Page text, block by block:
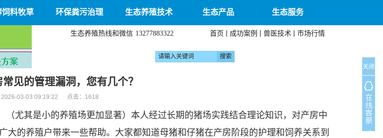
饲料牧草 环保粪污治理 生态养殖技术 生态产品 生态服务
首页 | 成功案例 | 兽医技术 | 市场行情
生态养殖热线和微信 13277883322
见的管理漏洞，您有几个？
2026-03-03 09:19:22 点击： 1618
尤其是小的养殖场更加显著）本人经过长期的猪场实践结合理论知识，对产房中
的养殖户带来一些帮助。大家都知道母猪和仔猪在产房阶段的护理和饲养关系到
关闭